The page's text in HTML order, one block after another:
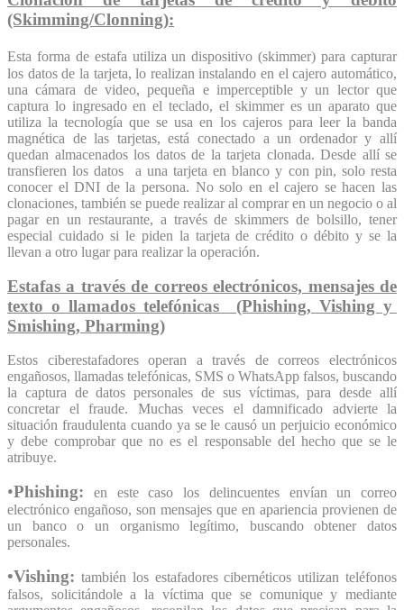
(Skimming/Clonning):
Esta forma de estafa utiliza un dispositivo (skimmer) para capturar
los datos de la tarjeta, lo realizan instalando en el cajero automático,
una cámara de video, pequeña e imperceptible y un lector que
captura lo ingresado en el teclado, el skimmer es un aparato que
utiliza la tecnología que se usa en los cajeros para leer la banda
magnética de las tarjetas, está conectado a un ordenador y allí
quedan almacenados los datos de la tarjeta clonada. Desde allí se
transfieren los datos a una tarjeta en blanco y con pin, solo resta
conocer el DNI de la persona. No solo en el cajero se hacen las
clonaciones, también se puede realizar al comprar en un negocio o al
pagar en un restaurante, a través de skimmers de bolsillo, tener
especial cuidado si le piden la tarjeta de crédito o débito y se la
llevan a otro lugar para realizar la operación.
Estafas a través de correos electrónicos, mensajes de
texto o llamados telefónicas (Phishing, Vishing y
Smishing, Pharming)
Estos ciberestafadores operan a través de correos electrónicos
engañosos, llamadas telefónicas, SMS o WhatsApp falsos, buscando
la captura de datos personales de sus víctimas, para desde allí
concretar el fraude. Muchas veces el damnificado advierte la
situación fraudulenta cuando ya se le causó un perjuicio económico
y debe comprobar que no es el responsable del hecho que se le
atribuye.
•Phishing: en este caso los delincuentes envían un correo
electrónico engañoso, son mensajes que en apariencia provienen de
un banco o un organismo legítimo, buscando obtener datos
personales.
•Vishing: también los estafadores cibernéticos utilizan teléfonos
falsos, solicitándole a la víctima que se comunique y mediante